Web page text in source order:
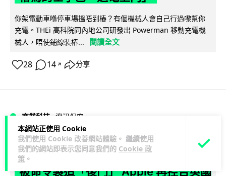
本網站正使用 Cookie
我們使用 Cookie 改善網站體驗。 繼續使用
我們的網站即表示您同意我們的 Cookie 政
策 。
你架電動車喺停車場搵唔到樁？有個機械人會自己行過嚟幫你
充電。THEi 高科院同內地公司研發出 Powerman 移動充電機
械人，唔使鋪線裝樁...
閱讀全文
28 14 ↗ 分享
商業科技 資訊保安
Lawton 1 日
被命令製造「後門」 Apple 再控告英國